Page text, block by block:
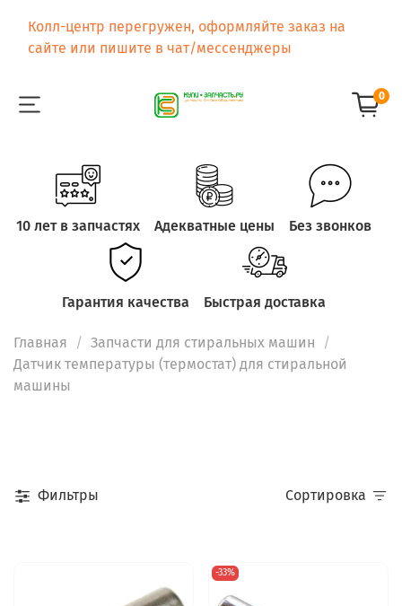
Колл-центр перегружен, оформляйте заказ на
сайте или пишите в чат/мессенджеры
0
10 лет в запчастях Адекватные цены Без звонков
Гарантия качества Быстрая доставка
Главная
Запчасти для стиральных машин
Датчик температуры (термостат) для стиральной
машины
Фильтры Сортировка
-33%